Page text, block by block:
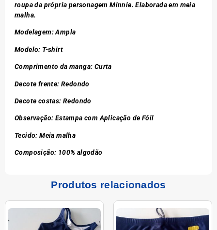
roupa da própria personagem Minnie. Elaborada em meia
malha.
Modelagem: Ampla
Modelo: T-shirt
Comprimento da manga: Curta
Decote frente: Redondo
Decote costas: Redondo
Observação: Estampa com Aplicação de Fóil
Tecido: Meia malha
Composição: 100% algodão
Produtos relacionados